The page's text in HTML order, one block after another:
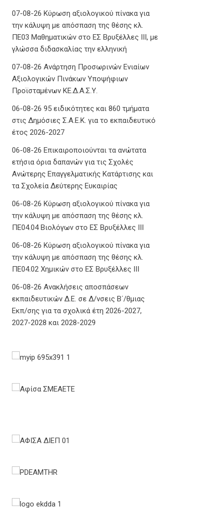
07-08-26 Κύρωση αξιολογικού πίνακα για
την κάλυψη με απόσπαση της θέσης κλ.
ΠΕ03 Μαθηματικών στο ΕΣ Βρυξέλλες ΙΙΙ, με
γλώσσα διδασκαλίας την ελληνική
07-08-26 Ανάρτηση Προσωρινών Ενιαίων
Αξιολογικών Πινάκων Υποψήφιων
Προϊσταμένων ΚΕ.Δ.Α.Σ.Υ.
06-08-26 95 ειδικότητες και 860 τμήματα
στις Δημόσιες Σ.Α.Ε.Κ. για το εκπαιδευτικό
έτος 2026-2027
06-08-26 Επικαιροποιούνται τα ανώτατα
ετήσια όρια δαπανών για τις Σχολές
Ανώτερης Επαγγελματικής Κατάρτισης και
τα Σχολεία Δεύτερης Ευκαιρίας
06-08-26 Κύρωση αξιολογικού πίνακα για
την κάλυψη με απόσπαση της θέσης κλ.
ΠΕ04.04 Βιολόγων στο ΕΣ Βρυξέλλες ΙΙΙ
06-08-26 Κύρωση αξιολογικού πίνακα για
την κάλυψη με απόσπαση της θέσης κλ.
ΠΕ04.02 Χημικών στο ΕΣ Βρυξέλλες ΙΙΙ
06-08-26 Ανακλήσεις αποσπάσεων
εκπαιδευτικών Δ.Ε. σε Δ/νσεις Β΄/θμιας
Εκπ/σης για τα σχολικά έτη 2026-2027,
2027-2028 και 2028-2029